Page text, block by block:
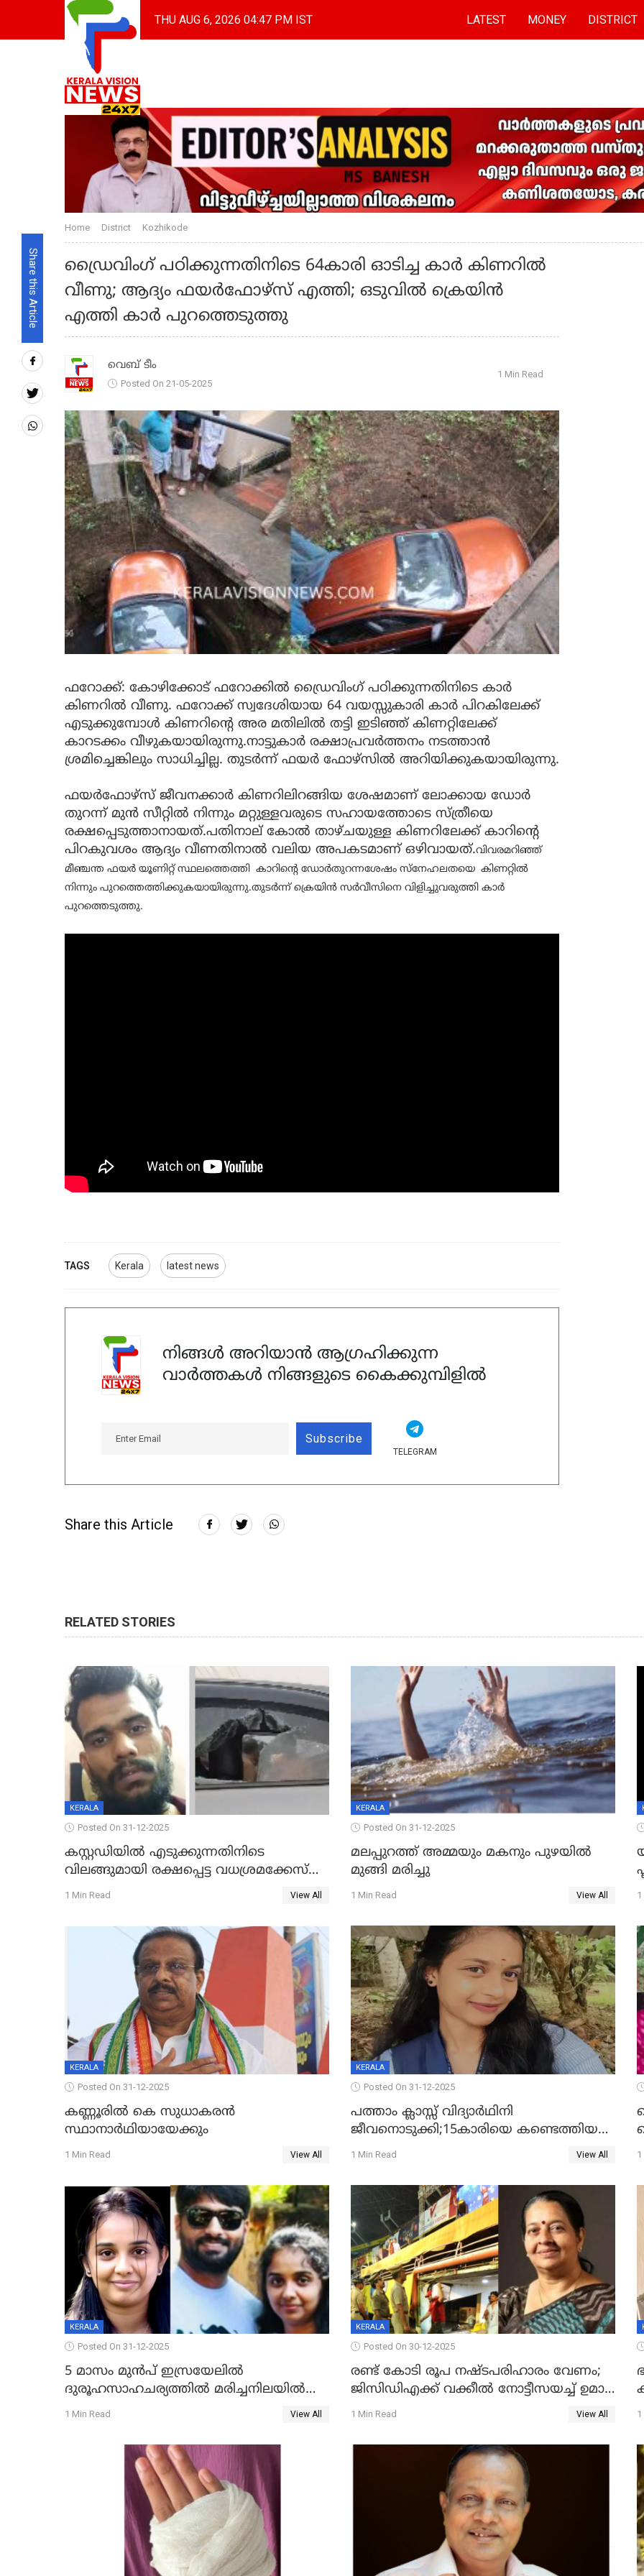
THU AUG 6, 2026 04:47 PM IST LATEST MONEY DISTRICT
Share this Article
Home District Kozhikode
ഡ്രൈവിംഗ് പഠിക്കുന്നതിനിടെ 64കാരി ഓടിച്ച കാര്‍ കിണറില്‍
വീണു; ആദ്യം ഫയര്‍ഫോഴ്‌സ് എത്തി; ഒടുവിൽ ക്രെയിന്‍
എത്തി കാർ പുറത്തെടുത്തു
വെബ് ടീം
Posted On 21-05-2025
1 Min Read
ഫറോക്ക്: കോഴിക്കോട് ഫറോക്കില്‍ ഡ്രൈവിംഗ് പഠിക്കുന്നതിനിടെ കാര്‍
കിണറില്‍ വീണു. ഫറോക്ക് സ്വദേശിയായ 64 വയസ്സുകാരി കാര്‍ പിറകിലേക്ക്
എടുക്കുമ്പോള്‍ കിണറിന്റെ അര മതിലില്‍ തട്ടി ഇടിഞ്ഞ് കിണറ്റിലേക്ക്
കാറടക്കം വീഴുകയായിരുന്നു.നാട്ടുകാര്‍ രക്ഷാപ്രവര്‍ത്തനം നടത്താന്‍
ശ്രമിച്ചെങ്കിലും സാധിച്ചില്ല. തുടര്‍ന്ന് ഫയര്‍ ഫോഴ്സില്‍ അറിയിക്കുകയായിരുന്നു.
ഫയര്‍ഫോഴ്‌സ് ജീവനക്കാര്‍ കിണറിലിറങ്ങിയ ശേഷമാണ് ലോക്കായ ഡോര്‍
തുറന്ന് മുന്‍ സീറ്റില്‍ നിന്നും മറ്റുള്ളവരുടെ സഹായത്തോടെ സ്ത്രീയെ
രക്ഷപ്പെടുത്താനായത്.പതിനാല് കോൽ താഴ്ചയുള്ള കിണറിലേക്ക് കാറിൻ്റെ
പിറകുവശം ആദ്യം വീണതിനാൽ വലിയ അപകടമാണ് ഒഴിവായത്.വിവരമറിഞ്ഞ്
മീഞ്ചന്ത ഫയർ യൂണിറ്റ് സ്ഥലത്തെത്തി കാറിൻ്റെ ഡോർതുറന്നശേഷം സ്നേഹലതയെ കിണറ്റിൽ
നിന്നും പുറത്തെത്തിക്കുകയായിരുന്നു.തുടര്‍ന്ന് ക്രെയിന്‍ സര്‍വീസിനെ വിളിച്ചുവരുത്തി കാര്‍
പുറത്തെടുത്തു.
TAGS Kerala latest news
നിങ്ങൾ അറിയാൻ ആഗ്രഹിക്കുന്ന
വാർത്തകൾ നിങ്ങളുടെ കൈക്കുമ്പിളിൽ
Subscribe
TELEGRAM
Share this Article
RELATED STORIES
KERALA
Posted On 31-12-2025
കസ്റ്റഡിയിൽ എടുക്കുന്നതിനിടെ
വിലങ്ങുമായി രക്ഷപ്പെട്ട വധശ്രമക്കേസ്
പ്രതി പിടിയിൽ
1 Min Read View All
KERALA
Posted On 31-12-2025
മലപ്പുറത്ത് അമ്മയും മകനും പുഴയിൽ
മുങ്ങി മരിച്ചു
1 Min Read View All 1
KERALA
Posted On 31-12-2025
കണ്ണൂരിൽ കെ സുധാകരൻ
സ്ഥാനാർഥിയായേക്കും
1 Min Read View All
KERALA
Posted On 31-12-2025
പത്താം ക്ലാസ്സ് വിദ്യാര്‍ഥിനി
ജീവനൊടുക്കി;15കാരിയെ കണ്ടെത്തിയത്
കിടപ്പുമുറിയില്‍ തൂങ്ങി മരിച്ച നിലയിൽ
1 Min Read View All 1
KERALA
Posted On 31-12-2025
5 മാസം മുൻപ് ഇസ്രയേലിൽ
ദുരൂഹസാഹചര്യത്തിൽ മരിച്ചനിലയിൽ
കണ്ടെത്തിയ മലയാളി യുവാവിന്റെ
1 Min Read View All
KERALA
Posted On 30-12-2025
രണ്ട് കോടി രൂപ നഷ്ടപരിഹാരം വേണം;
ജിസിഡിഎക്ക് വക്കീൽ നോട്ടീസയച്ച് ഉമാ
തോമസ്
1 Min Read View All 1